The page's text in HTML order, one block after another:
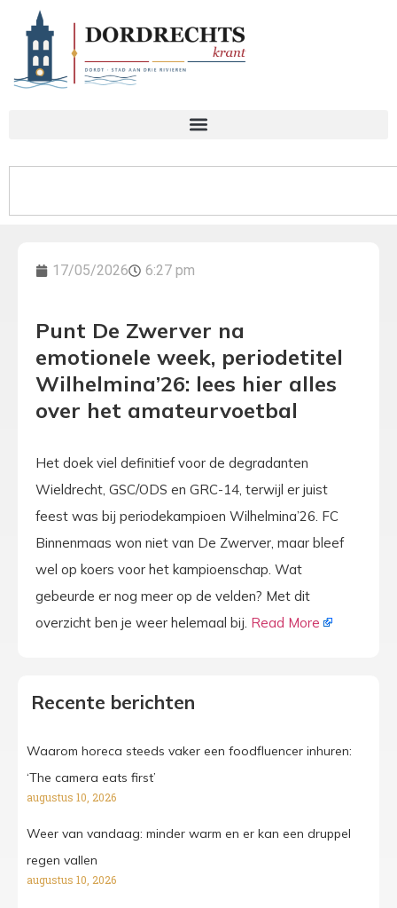
17/05/2026 6:27 pm
Punt De Zwerver na
emotionele week, periodetitel
Wilhelmina’26: lees hier alles
over het amateurvoetbal
Het doek viel definitief voor de degradanten
Wieldrecht, GSC/ODS en GRC-14, terwijl er juist
feest was bij periodekampioen Wilhelmina’26. FC
Binnenmaas won niet van De Zwerver, maar bleef
wel op koers voor het kampioenschap. Wat
gebeurde er nog meer op de velden? Met dit
overzicht ben je weer helemaal bij. Read More
Recente berichten
Waarom horeca steeds vaker een foodfluencer inhuren:
‘The camera eats first’
augustus 10, 2026
Weer van vandaag: minder warm en er kan een druppel
regen vallen
augustus 10, 2026